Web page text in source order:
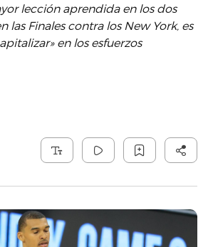
lección aprendida en los dos
las Finales contra los New York, es
en los esfuerzos